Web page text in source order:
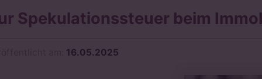
Spekulationssteuer beim
16.05.2025